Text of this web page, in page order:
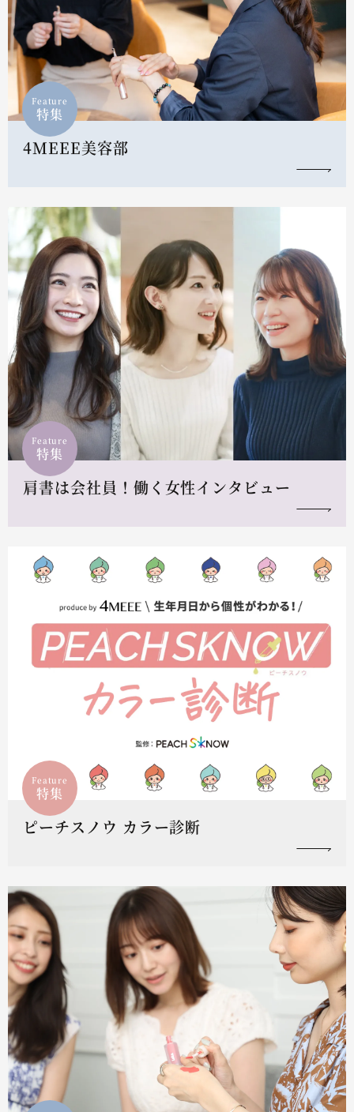
Feature
特集
4MEEE美容部
Feature
特集
肩書は会社員！働く女性インタビュー
Feature
特集
ピーチスノウ カラー診断